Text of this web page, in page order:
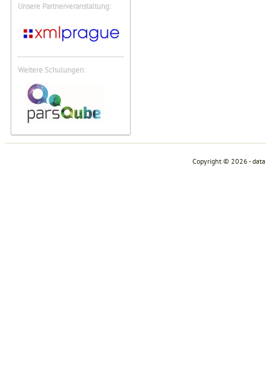
Unsere Partnerveranstaltung:
Weitere Schulungen:
Copyright © 2026 -